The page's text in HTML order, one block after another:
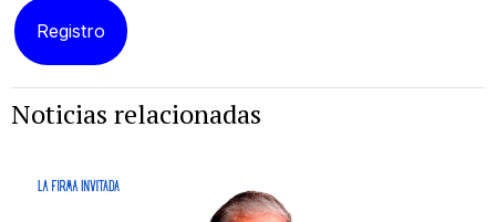
Noticias relacionadas